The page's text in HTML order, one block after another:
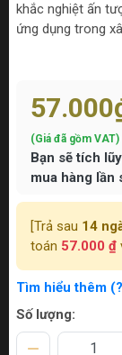
khắc nghiệt ấn
ứng dụng trong
(Giá đã gồm VAT)
Bạn sẽ tích
mua hàng lần
[Trả sau 14
toán 57.000 ₫
Tìm hiểu thêm
Số lượng: